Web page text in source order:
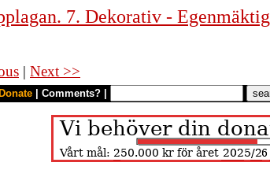
7. Dekorativ - Egenmäktig
| Next >>
Donate Comments?